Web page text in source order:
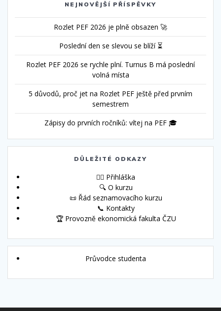
NEJNOVĚJŠÍ PŘÍSPĚVKY
Rozlet PEF 2026 je plně obsazen 🚀
Poslední den se slevou se blíží ⏳
Rozlet PEF 2026 se rychle plní. Turnus B má poslední
volná místa
5 důvodů, proč jet na Rozlet PEF ještě před prvním
semestrem
Zápisy do prvních ročníků: vítej na PEF 🎓
DŮLEŽITÉ ODKAZY
🙋‍♀️ Přihláška
🔍 O kurzu
📜 Řád seznamovacího kurzu
📞 Kontakty
🏆 Provozně ekonomická fakulta ČZU
Průvodce studenta